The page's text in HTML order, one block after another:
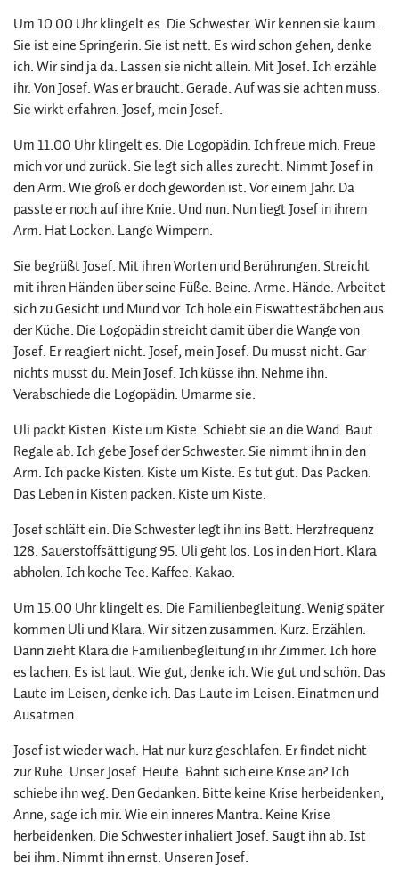
Um 10.00 Uhr klingelt es. Die Schwester. Wir kennen sie kaum.
Sie ist eine Springerin. Sie ist nett. Es wird schon gehen, denke
ich. Wir sind ja da. Lassen sie nicht allein. Mit Josef. Ich erzähle
ihr. Von Josef. Was er braucht. Gerade. Auf was sie achten muss.
Sie wirkt erfahren. Josef, mein Josef.
Um 11.00 Uhr klingelt es. Die Logopädin. Ich freue mich. Freue
mich vor und zurück. Sie legt sich alles zurecht. Nimmt Josef in
den Arm. Wie groß er doch geworden ist. Vor einem Jahr. Da
passte er noch auf ihre Knie. Und nun. Nun liegt Josef in ihrem
Arm. Hat Locken. Lange Wimpern.
Sie begrüßt Josef. Mit ihren Worten und Berührungen. Streicht
mit ihren Händen über seine Füße. Beine. Arme. Hände. Arbeitet
sich zu Gesicht und Mund vor. Ich hole ein Eiswattestäbchen aus
der Küche. Die Logopädin streicht damit über die Wange von
Josef. Er reagiert nicht. Josef, mein Josef. Du musst nicht. Gar
nichts musst du. Mein Josef. Ich küsse ihn. Nehme ihn.
Verabschiede die Logopädin. Umarme sie.
Uli packt Kisten. Kiste um Kiste. Schiebt sie an die Wand. Baut
Regale ab. Ich gebe Josef der Schwester. Sie nimmt ihn in den
Arm. Ich packe Kisten. Kiste um Kiste. Es tut gut. Das Packen.
Das Leben in Kisten packen. Kiste um Kiste.
Josef schläft ein. Die Schwester legt ihn ins Bett. Herzfrequenz
128. Sauerstoffsättigung 95. Uli geht los. Los in den Hort. Klara
abholen. Ich koche Tee. Kaffee. Kakao.
Um 15.00 Uhr klingelt es. Die Familienbegleitung. Wenig später
kommen Uli und Klara. Wir sitzen zusammen. Kurz. Erzählen.
Dann zieht Klara die Familienbegleitung in ihr Zimmer. Ich höre
es lachen. Es ist laut. Wie gut, denke ich. Wie gut und schön. Das
Laute im Leisen, denke ich. Das Laute im Leisen. Einatmen und
Ausatmen.
Josef ist wieder wach. Hat nur kurz geschlafen. Er findet nicht
zur Ruhe. Unser Josef. Heute. Bahnt sich eine Krise an? Ich
schiebe ihn weg. Den Gedanken. Bitte keine Krise herbeidenken,
Anne, sage ich mir. Wie ein inneres Mantra. Keine Krise
herbeidenken. Die Schwester inhaliert Josef. Saugt ihn ab. Ist
bei ihm. Nimmt ihn ernst. Unseren Josef.